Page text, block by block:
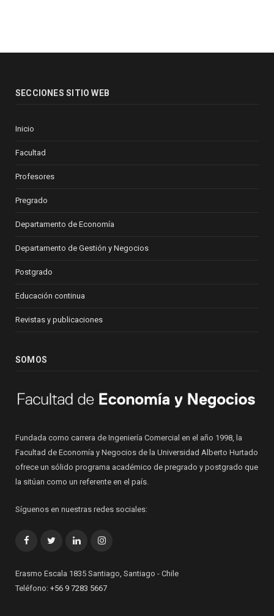
SECCIONES SITIO WEB
Inicio
Facultad
Profesores
Pregrado
Departamento de Economía
Departamento de Gestión y Negocios
Postgrado
Educación continua
Revistas y publicaciones
SOMOS
Fundada como carrera de Ingeniería Comercial en el año 1998, la
Facultad de Economía y Negocios de la Universidad Alberto Hurtado
ofrece un sólido programa académico de pregrado y postgrado que
la sitúan como un referente en el país.
Síguenos en nuestras redes sociales:
FacebookTwitterLinkedInInstagram
Erasmo Escala 1835 Santiago, Santiago - Chile
Teléfono: +56 9 7283 5667